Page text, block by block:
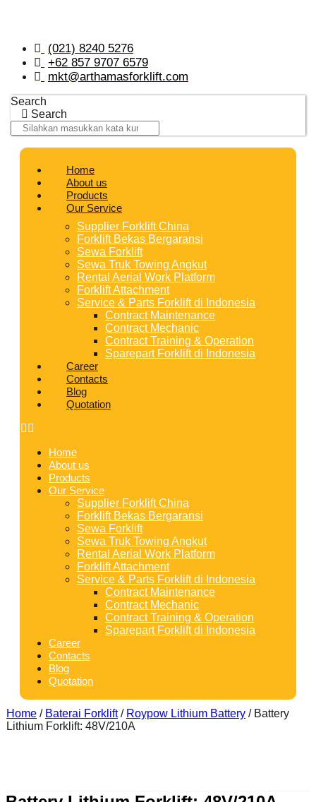
(021) 8240 5276
+62 857 9707 6579
mkt@arthamasforklift.com
Search
Search
Home
About us
Products
Our Service
Supplier Forklift China
Forklift Bekas Bergaransi
Sewa Forklift
Sewa Truk Towing Angkut
Rental Aerial Work Platform
Forklift Attachment
Service & Parts Forklift di Indonesia
Contract Maintenance
Contract Mechanic
Contract Training & Operation
Sparepart Forklift di Indonesia
Career
Contacts
Blog
Quotation
Home
About us
Products
Our Service
Supplier Forklift China
Forklift Bekas Bergaransi
Sewa Forklift
Sewa Truk Towing Angkut
Rental Aerial Work Platform
Forklift Attachment
Service & Parts Forklift di Indonesia
Contract Maintenance
Contract Mechanic
Contract Training & Operation
Sparepart Forklift di Indonesia
Career
Contacts
Blog
Quotation
Home / Baterai Forklift/ Roypow Lithium Battery / Battery
Lithium Forklift: 48V/210A